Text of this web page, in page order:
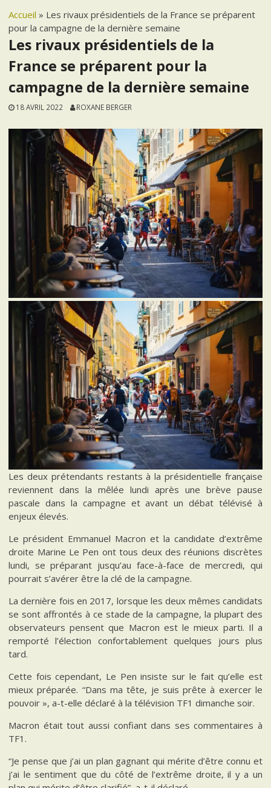
Accueil » Les rivaux présidentiels de la France se préparent
pour la campagne de la dernière semaine
Les rivaux présidentiels de la
France se préparent pour la
campagne de la dernière semaine
18 AVRIL 2022 ROXANE BERGER
Les deux prétendants restants à la présidentielle française
reviennent dans la mêlée lundi après une brève pause
pascale dans la campagne et avant un débat télévisé à
enjeux élevés.
Le président Emmanuel Macron et la candidate d’extrême
droite Marine Le Pen ont tous deux des réunions discrètes
lundi, se préparant jusqu’au face-à-face de mercredi, qui
pourrait s’avérer être la clé de la campagne.
La dernière fois en 2017, lorsque les deux mêmes candidats
se sont affrontés à ce stade de la campagne, la plupart des
observateurs pensent que Macron est le mieux parti. Il a
remporté l’élection confortablement quelques jours plus
tard.
Cette fois cependant, Le Pen insiste sur le fait qu’elle est
mieux préparée. “Dans ma tête, je suis prête à exercer le
pouvoir », a-t-elle déclaré à la télévision TF1 dimanche soir.
Macron était tout aussi confiant dans ses commentaires à
TF1.
“Je pense que j’ai un plan gagnant qui mérite d’être connu et
j’ai le sentiment que du côté de l’extrême droite, il y a un